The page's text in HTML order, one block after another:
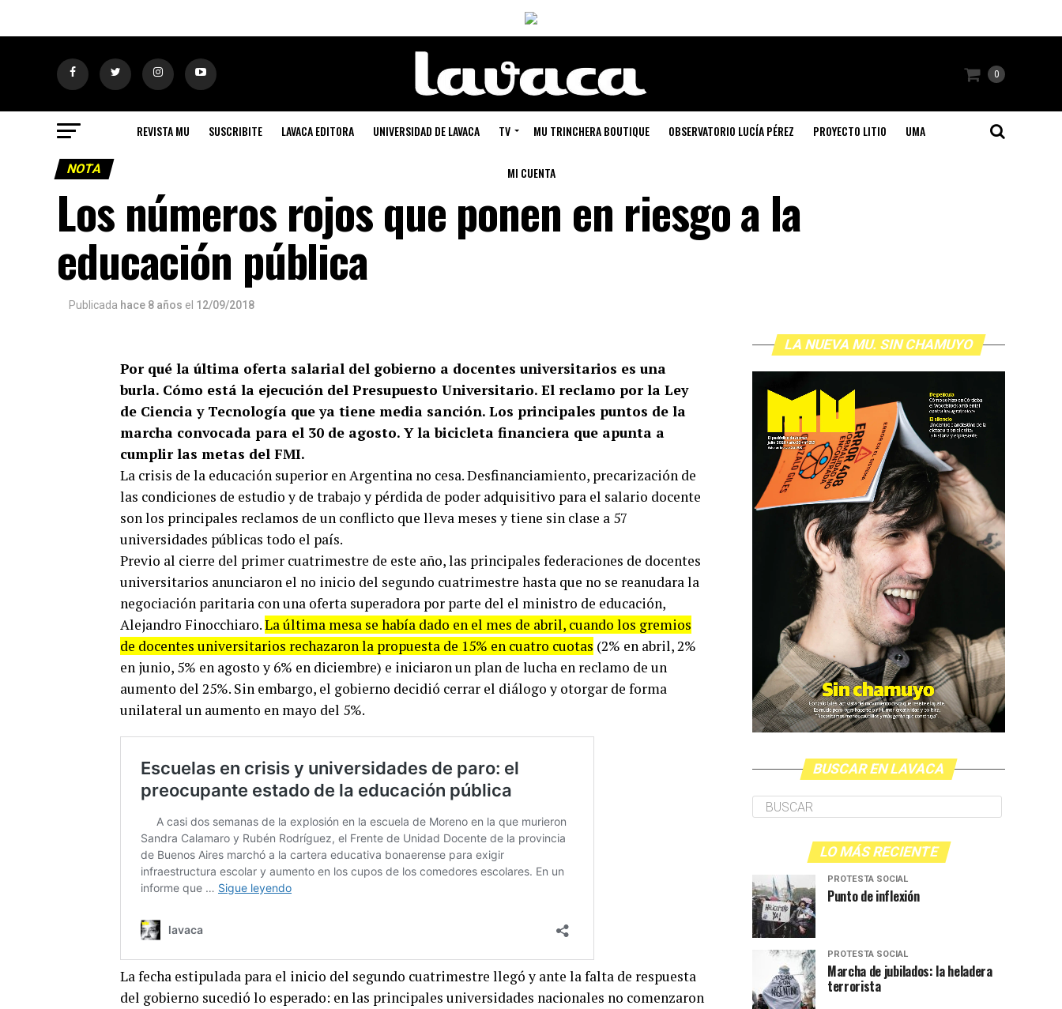
0
REVISTA MU SUSCRIBITE LAVACA EDITORA UNIVERSIDAD DE LAVACA TV MU TRINCHERA BOUTIQUE OBSERVATORIO LUCÍA PÉREZ PROYECTO LITIO UMA
MI CUENTA
NOTA
Los números rojos que ponen en riesgo a la
educación pública
Publicada hace 8 años el 12/09/2018
Por qué la última oferta salarial del gobierno a docentes universitarios es una
burla. Cómo está la ejecución del Presupuesto Universitario. El reclamo por la Ley
de Ciencia y Tecnología que ya tiene media sanción. Los principales puntos de la
marcha convocada para el 30 de agosto. Y la bicicleta financiera que apunta a
cumplir las metas del FMI.
La crisis de la educación superior en Argentina no cesa. Desfinanciamiento, precarización de
las condiciones de estudio y de trabajo y pérdida de poder adquisitivo para el salario docente
son los principales reclamos de un conflicto que lleva meses y tiene sin clase a 57
universidades públicas todo el país.
Previo al cierre del primer cuatrimestre de este año, las principales federaciones de docentes
universitarios anunciaron el no inicio del segundo cuatrimestre hasta que no se reanudara la
negociación paritaria con una oferta superadora por parte del el ministro de educación,
Alejandro Finocchiaro.La última mesa se había dado en el mes de abril, cuando los gremios
de docentes universitarios rechazaron la propuesta de 15% en cuatro cuotas (2% en abril, 2%
en junio, 5% en agosto y 6% en diciembre) e iniciaron un plan de lucha en reclamo de un
aumento del 25%. Sin embargo, el gobierno decidió cerrar el diálogo y otorgar de forma
unilateral un aumento en mayo del 5%.
La fecha estipulada para el inicio del segundo cuatrimestre llegó y ante la falta de respuesta
del gobierno sucedió lo esperado: en las principales universidades nacionales no comenzaron
LA NUEVA MU. SIN CHAMUYO
BUSCAR EN LAVACA
LO MÁS RECIENTE
PROTESTA SOCIAL
Punto de inflexión
PROTESTA SOCIAL
Marcha de jubilados: la heladera
terrorista